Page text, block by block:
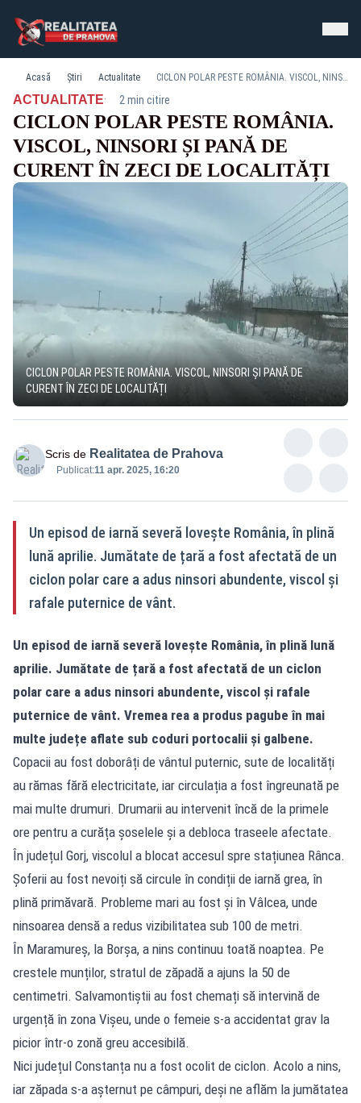
Acasă Știri Actualitate CICLON POLAR PESTE ROMÂNIA. VISCOL, NINSORI ȘI PANĂ DE CURENT ÎN ZECI DE LOCALITĂȚI
ACTUALITATE· 2 min citire
CICLON POLAR PESTE ROMÂNIA.
VISCOL, NINSORI ȘI PANĂ DE
CURENT ÎN ZECI DE LOCALITĂȚI
CICLON POLAR PESTE ROMÂNIA. VISCOL, NINSORI ȘI PANĂ DE
CURENT ÎN ZECI DE LOCALITĂȚI
Scris de Realitatea de Prahova
Publicat:11 apr. 2025, 16:20
Un episod de iarnă severă lovește România, în plină
lună aprilie. Jumătate de țară a fost afectată de un
ciclon polar care a adus ninsori abundente, viscol și
rafale puternice de vânt.
Un episod de iarnă severă lovește România, în plină lună
aprilie. Jumătate de țară a fost afectată de un ciclon
polar care a adus ninsori abundente, viscol și rafale
puternice de vânt. Vremea rea a produs pagube în mai
multe județe aflate sub coduri portocalii și galbene.
Copacii au fost doborâți de vântul puternic, sute de localități
au rămas fără electricitate, iar circulația a fost îngreunată pe
mai multe drumuri. Drumarii au intervenit încă de la primele
ore pentru a curăța șoselele și a debloca traseele afectate.
În județul Gorj, viscolul a blocat accesul spre stațiunea Rânca.
Șoferii au fost nevoiți să circule în condiții de iarnă grea, în
plină primăvară. Probleme mari au fost și în Vâlcea, unde
ninsoarea densă a redus vizibilitatea sub 100 de metri.
În Maramureș, la Borșa, a nins continuu toată noaptea. Pe
crestele munților, stratul de zăpadă a ajuns la 50 de
centimetri. Salvamontiștii au fost chemați să intervină de
urgență în zona Vișeu, unde o femeie s-a accidentat grav la
picior într-o zonă greu accesibilă.
Nici județul Constanța nu a fost ocolit de ciclon. Acolo a nins,
iar zăpada s-a așternut pe câmpuri, deși ne aflăm la jumătatea